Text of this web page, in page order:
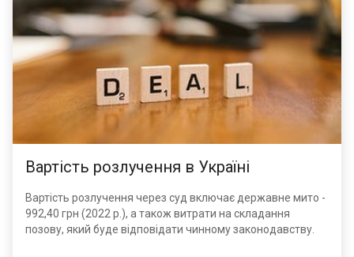
Вартість розлучення в Україні
Вартість розлучення через суд включає державне мито -
992,40 грн (2022 р.), а також витрати на складання
позову, який буде відповідати чинному законодавству.